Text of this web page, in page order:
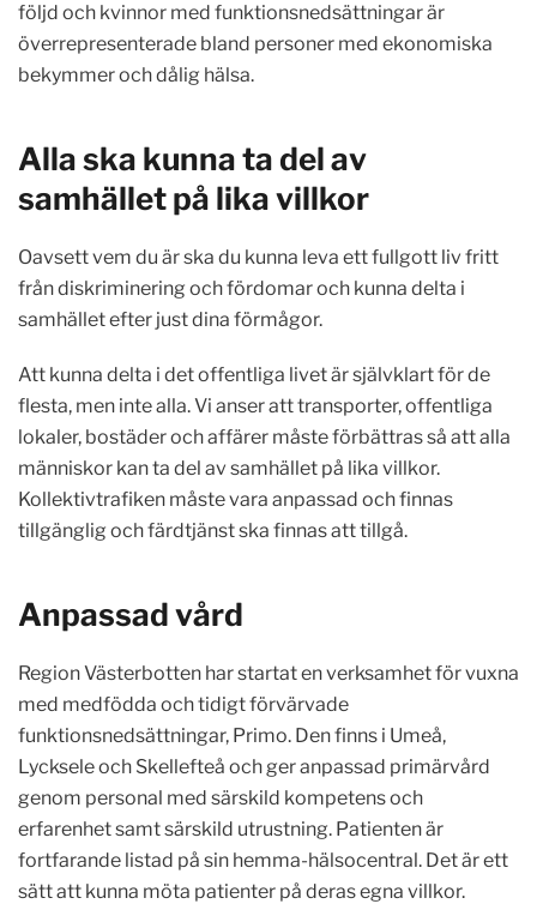
följd och kvinnor med funktionsnedsättningar är
överrepresenterade bland personer med ekonomiska
bekymmer och dålig hälsa.
Alla ska kunna ta del av
samhället på lika villkor
Oavsett vem du är ska du kunna leva ett fullgott liv fritt
från diskriminering och fördomar och kunna delta i
samhället efter just dina förmågor.
Att kunna delta i det offentliga livet är självklart för de
flesta, men inte alla. Vi anser att transporter, offentliga
lokaler, bostäder och affärer måste förbättras så att alla
människor kan ta del av samhället på lika villkor.
Kollektivtrafiken måste vara anpassad och finnas
tillgänglig och färdtjänst ska finnas att tillgå.
Anpassad vård
Region Västerbotten har startat en verksamhet för vuxna
med medfödda och tidigt förvärvade
funktionsnedsättningar, Primo. Den finns i Umeå,
Lycksele och Skellefteå och ger anpassad primärvård
genom personal med särskild kompetens och
erfarenhet samt särskild utrustning. Patienten är
fortfarande listad på sin hemma-hälsocentral. Det är ett
sätt att kunna möta patienter på deras egna villkor.